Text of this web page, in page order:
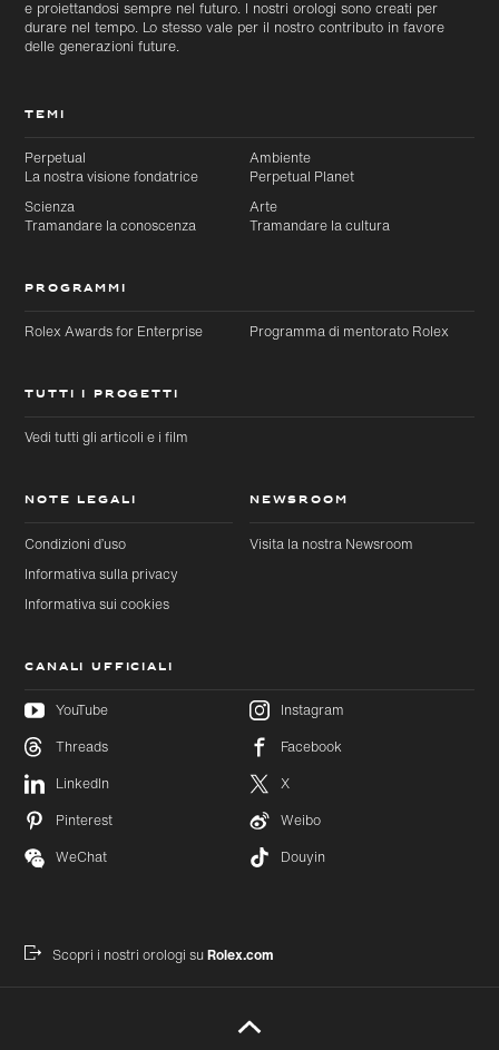
Passa al
contenuto
principale
Passa
footer
e proiettandosi sempre nel futuro. I nostri orologi sono creati per
durare nel tempo. Lo stesso vale per il nostro contributo in favore
delle generazioni future.
TEMI
Perpetual
La nostra visione fondatrice
Ambiente
Perpetual Planet
Scienza
Tramandare la conoscenza
Arte
Tramandare la cultura
PROGRAMMI
Rolex Awards for Enterprise Programma di mentorato Rolex
TUTTI I PROGETTI
Vedi tutti gli articoli e i film
NOTE LEGALI
Condizioni d’uso
Informativa sulla privacy
Informativa sui cookies
NEWSROOM
Visita la nostra Newsroom
CANALI UFFICIALI
YouTube
Instagram
Threads
Facebook
LinkedIn
X
Pinterest
Weibo
WeChat
Douyin
Scopri i nostri orologi suRolex.com